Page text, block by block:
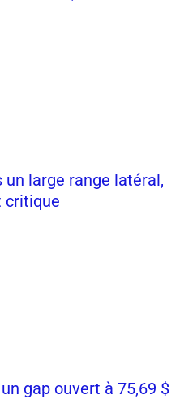
un large range latéral,
critique
gap ouvert à 75,69 $